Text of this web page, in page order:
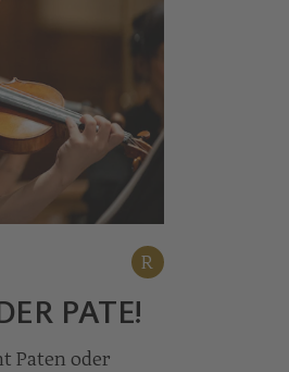
R
PATE!
Paten oder